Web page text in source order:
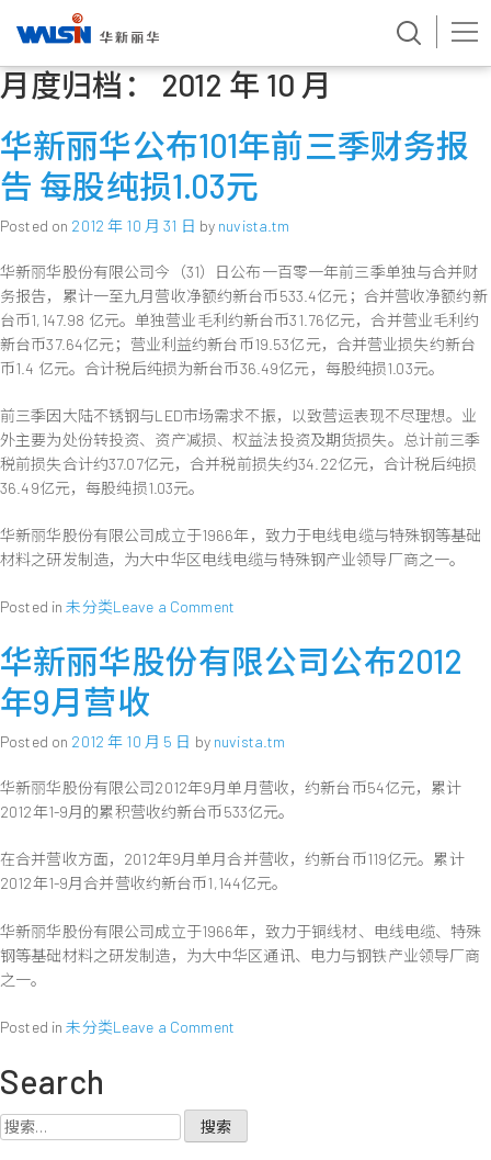
Skip
to月度归档： 2012 年 10 月
华新丽华公布101年前三季财务报
告 每股纯损1.03元
Posted on 2012 年 10 月 31 日 by nuvista.tm
华新丽华股份有限公司今（31）日公布一百零一年前三季单独与合并财
务报告，累计一至九月营收净额约新台币533.4亿元；合并营收净额约新
台币1,147.98 亿元。单独营业毛利约新台币31.76亿元，合并营业毛利约
新台币37.64亿元；营业利益约新台币19.53亿元，合并营业损失约新台
币1.4 亿元。合计税后纯损为新台币36.49亿元，每股纯损1.03元。
前三季因大陆不锈钢与LED市场需求不振，以致营运表现不尽理想。业
外主要为处份转投资、资产减损、权益法投资及期货损失。总计前三季
税前损失合计约37.07亿元，合并税前损失约34.22亿元，合计税后纯损
36.49亿元，每股纯损1.03元。
华新丽华股份有限公司成立于1966年，致力于电线电缆与特殊钢等基础
材料之研发制造，为大中华区电线电缆与特殊钢产业领导厂商之一。
Posted in未分类Leave a Commenton
新
丽
布
年
前
季
财
报
告
华新丽华股份有限公司公布2012
年9月营收
Posted on 2012 年 10 月 5 日 by nuvista.tm
华新丽华股份有限公司2012年9月单月营收，约新台币54亿元，累计
2012年1-9月的累积营收约新台币533亿元。
在合并营收方面，2012年9月单月合并营收，约新台币119亿元。累计
2012年1-9月合并营收约新台币1,144亿元。
华新丽华股份有限公司成立于1966年，致力于铜线材、电线电缆、特殊
钢等基础材料之研发制造，为大中华区通讯、电力与钢铁产业领导厂商
之一。
Posted in未分类Leave a Commenton
股
Search
搜